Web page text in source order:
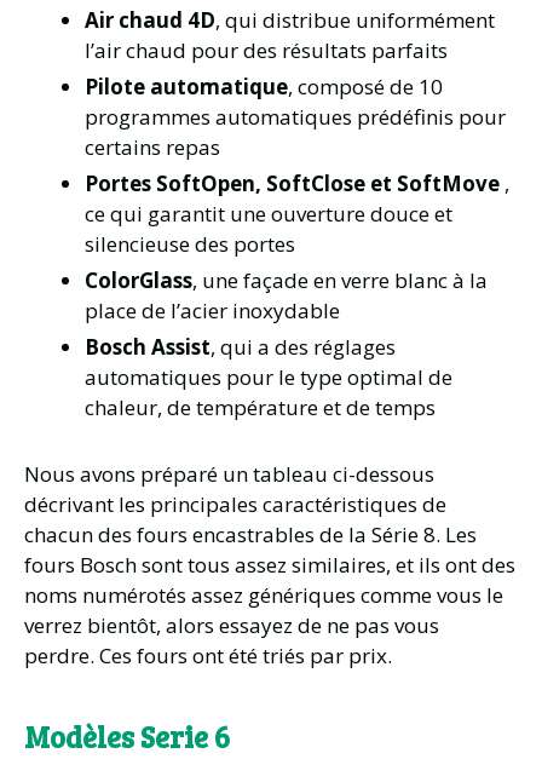
Air chaud 4D, qui distribue uniformément
l’air chaud pour des résultats parfaits
Pilote automatique, composé de 10
programmes automatiques prédéfinis pour
certains repas
Portes SoftOpen, SoftClose et SoftMove ,
ce qui garantit une ouverture douce et
silencieuse des portes
ColorGlass, une façade en verre blanc à la
place de l’acier inoxydable
Bosch Assist, qui a des réglages
automatiques pour le type optimal de
chaleur, de température et de temps
Nous avons préparé un tableau ci-dessous
décrivant les principales caractéristiques de
chacun des fours encastrables de la Série 8. Les
fours Bosch sont tous assez similaires, et ils ont des
noms numérotés assez génériques comme vous le
verrez bientôt, alors essayez de ne pas vous
perdre. Ces fours ont été triés par prix.
Modèles Serie 6